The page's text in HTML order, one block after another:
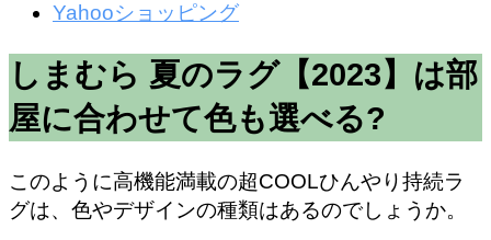
Yahooショッピング
しまむら 夏のラグ【2023】は部
屋に合わせて色も選べる?
このように高機能満載の超COOLひんやり持続ラ
グは、色やデザインの種類はあるのでしょうか。